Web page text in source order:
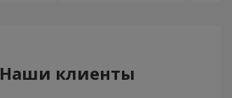
Наши клиенты